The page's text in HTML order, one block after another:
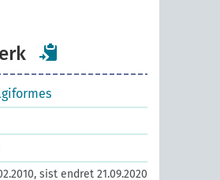
sist endret 21.09.2020